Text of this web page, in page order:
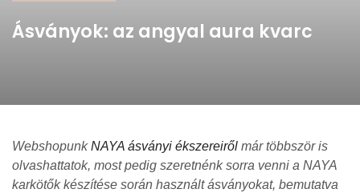
Ásványok: az angyal aura kvarc
WebshopunkNAYA ásványi ékszereiről már többször is
olvashattatok, most pedig szeretnénk sorra venni a NAYA
karkötők készítése során használt ásványokat, bemutatva